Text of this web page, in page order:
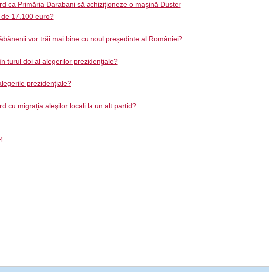
ca Primăria Darabani să achiziţioneze o maşină Duster
17.100 euro?
vor trăi mai bine cu noul preşedinte al României?
turul doi al alegerilor prezidenţiale?
prezidenţiale?
cu migraţia aleşilor locali la un alt partid?
4